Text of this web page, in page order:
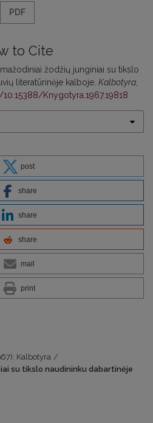
PDF
to Cite
žodžių junginiai su tikslo
literatūrinėje kalboje. Kalbotyra
Knygotyra.1967.19818
post
share
share
share
mail
print
Kalbotyra /
su tikslo naudininku dabartinėje